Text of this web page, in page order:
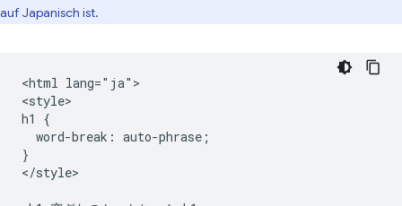
auf Japanisch ist.
<html lang="ja">
<style>
h1 {
  word-break: auto-phrase;
}
</style>